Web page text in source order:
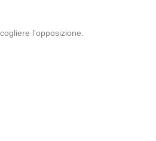
l’opposizione.